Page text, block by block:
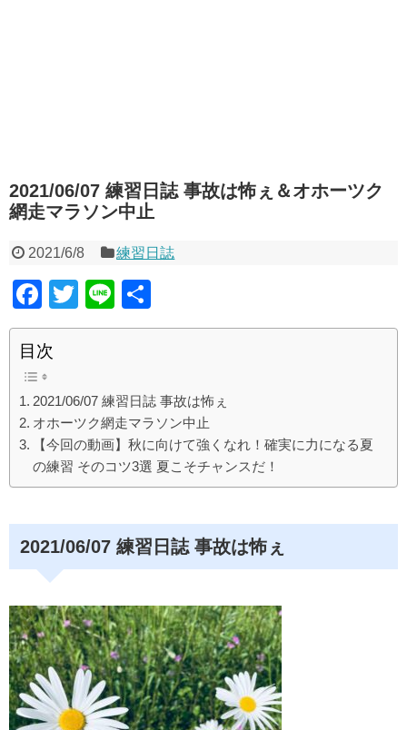
2021/06/07 練習日誌 事故は怖ぇ＆オホーツク
網走マラソン中止
2021/6/8 練習日誌
F
a
c
e
b
o
o
k
T
wi
Li
n
有
目次
2021/06/07 練習日誌 事故は怖ぇ
オホーツク網走マラソン中止
【今回の動画】秋に向けて強くなれ！確実に力になる夏
の練習 そのコツ3選 夏こそチャンスだ！
2021/06/07 練習日誌 事故は怖ぇ